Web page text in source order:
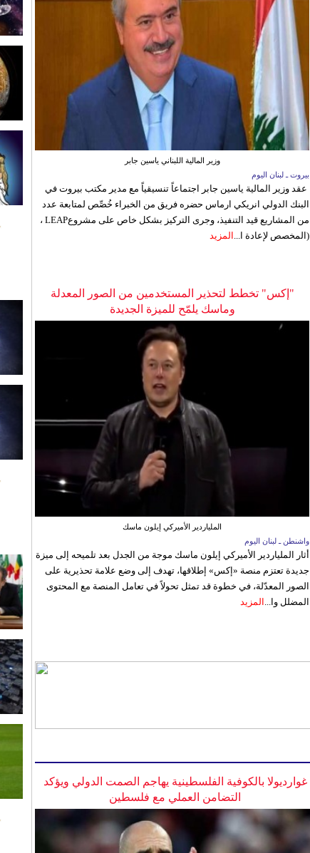
وزير المالية اللبناني ياسين جابر
بيروت ـ لبنان اليوم
عقد وزير المالية ياسين جابر اجتماعاً تنسيقياً مع مدير مكتب بيروت في
البنك الدولي انريكي ارماس حضره فريق من الخبراء خُصِّص لمتابعة عدد
من المشاريع قيد التنفيذ، وجرى التركيز بشكل خاص على مشروعLEAP ،
(المخصص لإعادة ا... المزيد
"إكس" تخطط لتحذير المستخدمين من الصور المعدلة
وماسك يلمّح للميزة الجديدة
الملياردير الأميركي إيلون ماسك
واشنطن ـ لبنان اليوم
أثار الملياردير الأميركي إيلون ماسك موجة من الجدل بعد تلميحه إلى ميزة
جديدة تعتزم منصة «إكس» إطلاقها، تهدف إلى وضع علامة تحذيرية على
الصور المعدّلة، في خطوة قد تمثل تحولاً في تعامل المنصة مع المحتوى
المضلل وا... المزيد
غوارديولا بالكوفية الفلسطينية يهاجم الصمت الدولي ويؤكد
التضامن العملي مع فلسطين